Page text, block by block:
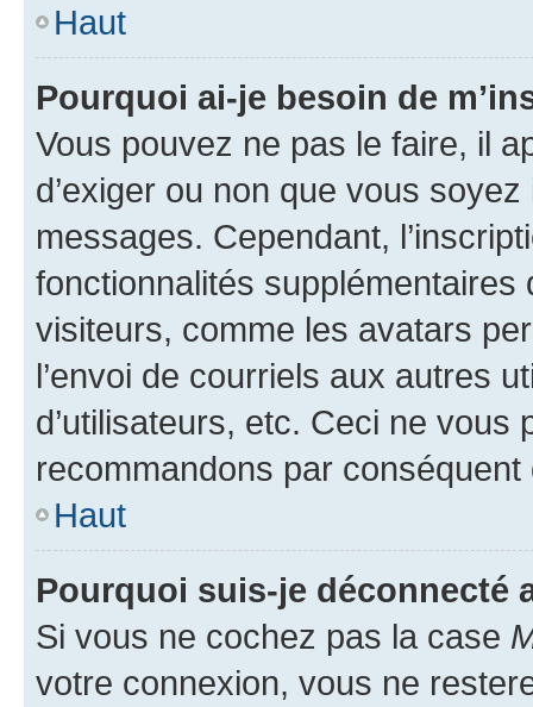
Haut
Pourquoi ai-je besoin de
Vous pouvez ne pas le faire, il
d’exiger ou non que vous
messages. Cependant,
fonctionnalités
visiteurs, comme les avatars
l’envoi de courriels aux autres
d’utilisateurs, etc. Ceci ne vous
recommandons par conséquent
Haut
Pourquoi suis-je déconnecté
Si vous ne cochez pas la case
votre connexion, vous ne